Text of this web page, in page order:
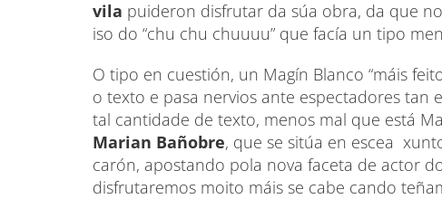
vila puideron disfrutar da súa obra, da que
iso do “chu chu chuuuu” que facía un tipo
O tipo en cuestión, un Magín Blanco “máis
o texto e pasa nervios ante espectadores tan
tal cantidade de texto, menos mal que está
Marian Bañobre, que se sitúa en escea
carón, apostando pola nova faceta de actor
disfrutaremos moito máis se cabe cando